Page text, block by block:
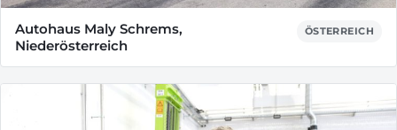
Autohaus Maly Schrems,
Niederösterreich
ÖSTERREICH